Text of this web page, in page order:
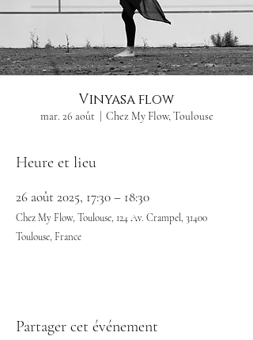
Vinyasa flow
mar. 26 août Chez My Flow, Toulouse
Heure et lieu
26 août 2025, 17:30 – 18:30
Chez My Flow, Toulouse, 124 Av. Crampel, 31400
Toulouse, France
Partager cet événement